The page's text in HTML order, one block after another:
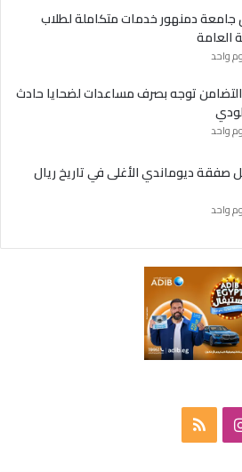
جامعة دمنهور خدمات متكاملة لطلاب
العامة
واحد
التضامن توجه بصرف مساعدات لضحايا حادث
واحد
صفقة ديوماندي الأغلى في تاريخ ريال
واحد
انستقرامملخص